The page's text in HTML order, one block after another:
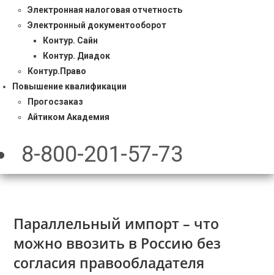
Электронная налоговая отчетность
Электронный документооборот
Контур. Сайн
Контур. Диадок
Контур.Право
Повышение квалификации
Прогосзаказ
Айтиком Академия
8-800-201-57-73
Параллельный импорт – что
можно ввозить в Россию без
согласия правообладателя